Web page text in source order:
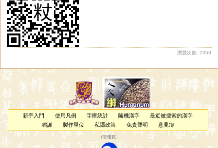
瀏覽次數: 2359
新手入門 使用凡例 字庫統計 隨機漢字
最近被搜索的漢字
鳴謝
製作單位 私隱政策 免責聲明 意見簿
（管理員 ）